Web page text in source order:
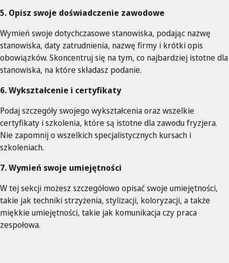
5. Opisz swoje doświadczenie zawodowe
Wymień swoje dotychczasowe stanowiska, podając nazwę
stanowiska, daty zatrudnienia, nazwę firmy i krótki opis
obowiązków. Skoncentruj się na tym, co najbardziej istotne dla
stanowiska, na które składasz podanie.
6. Wykształcenie i certyfikaty
Podaj szczegóły swojego wykształcenia oraz wszelkie
certyfikaty i szkolenia, które są istotne dla zawodu fryzjera.
Nie zapomnij o wszelkich specjalistycznych kursach i
szkoleniach.
7. Wymień swoje umiejętności
W tej sekcji możesz szczegółowo opisać swoje umiejętności,
takie jak techniki strzyżenia, stylizacji, koloryzacji, a także
miękkie umiejętności, takie jak komunikacja czy praca
zespołowa.